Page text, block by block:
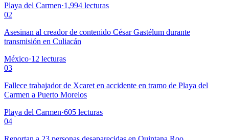
Playa del Carmen·1,994 lecturas
02
Asesinan al creador de contenido César Gastélum durante
transmisión en Culiacán
México·12 lecturas
03
Fallece trabajador de Xcaret en accidente en tramo de Playa del
Carmen a Puerto Morelos
Playa del Carmen·605 lecturas
04